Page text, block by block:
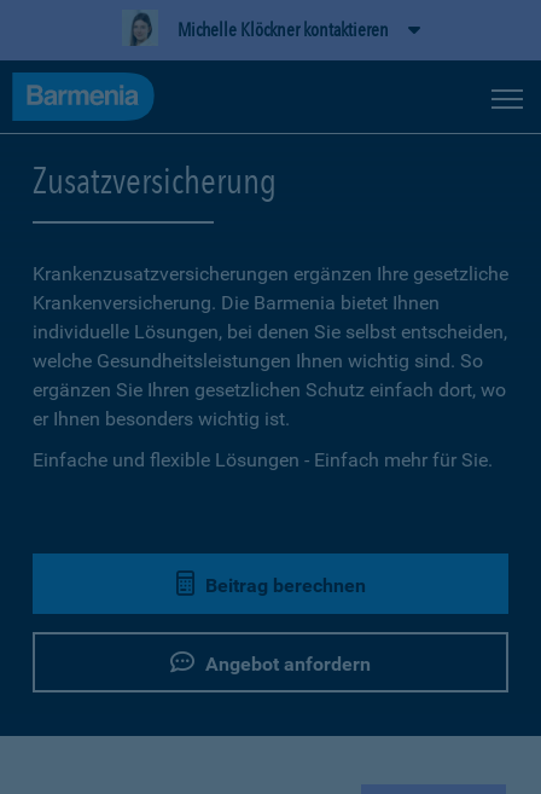
Michelle Klöckner kontaktieren
Zusatzversicherung
Krankenzusatzversicherungen ergänzen Ihre gesetzliche
Kranken­versicherung. Die Barmenia bietet Ihnen
individuelle Lösungen, bei denen Sie selbst entscheiden,
welche Gesundheitsleistungen Ihnen wichtig sind. So
ergänzen Sie Ihren gesetzlichen Schutz einfach dort, wo
er Ihnen besonders wichtig ist.
Einfache und flexible Lösungen - Einfach mehr für Sie.
Beitrag berechnen
Angebot anfordern